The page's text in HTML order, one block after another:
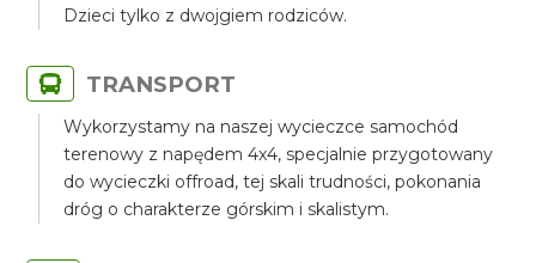
Dzieci tylko z dwojgiem rodziców.
TRANSPORT
Wykorzystamy na naszej wycieczce samochód
terenowy z napędem 4x4, specjalnie przygotowany
do wycieczki offroad, tej skali trudności, pokonania
dróg o charakterze górskim i skalistym.